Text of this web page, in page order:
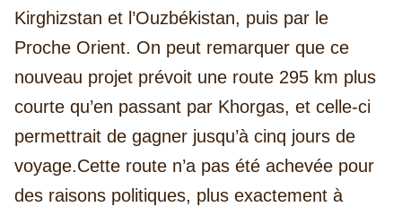
Kirghizstan et l’Ouzbékistan, puis par le
Proche Orient. On peut remarquer que ce
nouveau projet prévoit une route 295 km plus
courte qu’en passant par Khorgas, et celle-ci
permettrait de gagner jusqu’à cinq jours de
voyage.Cette route n’a pas été achevée pour
des raisons politiques, plus exactement à